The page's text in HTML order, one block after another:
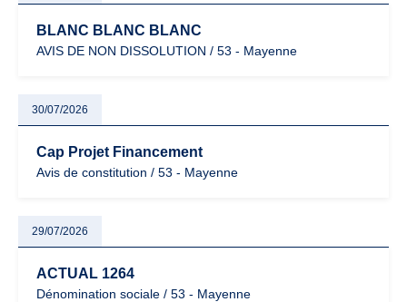
BLANC BLANC BLANC
AVIS DE NON DISSOLUTION / 53 - Mayenne
30/07/2026
Cap Projet Financement
Avis de constitution / 53 - Mayenne
29/07/2026
ACTUAL 1264
Dénomination sociale / 53 - Mayenne